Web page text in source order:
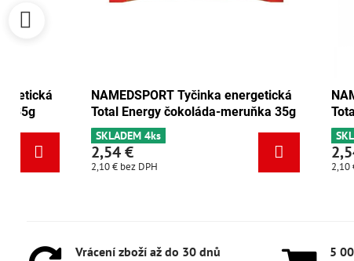
NAMEDSPORT Tyčinka energetická
Total Energy brusinka-ořech 35g
SKLADEM 6+
2,54 €
bez DPH
Total
SKLADEM 4ks
2,54 €
bez DPH
Vrácení zboží až do 30 dnů 5